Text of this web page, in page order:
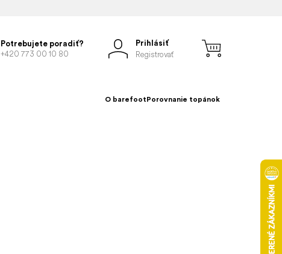
Potrebujete poradiť?
+420 773 00 10 80
Prihlásiť
Registrovať
O barefootPorovnanie topánok